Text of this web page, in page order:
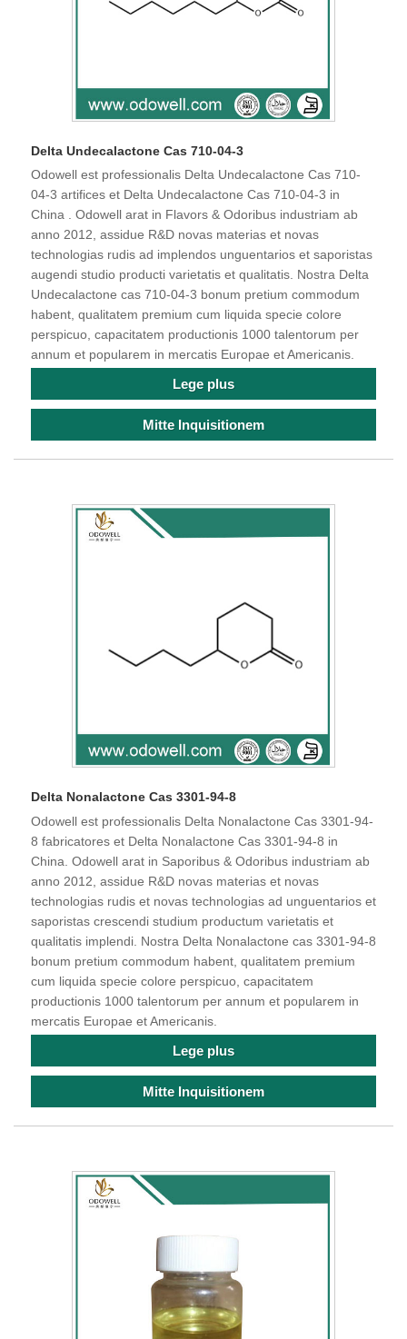
Delta Undecalactone Cas 710-04-3
Odowell est professionalis Delta Undecalactone Cas 710-
04-3 artifices et Delta Undecalactone Cas 710-04-3 in
China . Odowell arat in Flavors & Odoribus industriam ab
anno 2012, assidue R&D novas materias et novas
technologias rudis ad implendos unguentarios et saporistas
augendi studio producti varietatis et qualitatis. Nostra Delta
Undecalactone cas 710-04-3 bonum pretium commodum
habent, qualitatem premium cum liquida specie colore
perspicuo, capacitatem productionis 1000 talentorum per
annum et popularem in mercatis Europae et Americanis.
Lege plus
Mitte Inquisitionem
Delta Nonalactone Cas 3301-94-8
Odowell est professionalis Delta Nonalactone Cas 3301-94-
8 fabricatores et Delta Nonalactone Cas 3301-94-8 in
China. Odowell arat in Saporibus & Odoribus industriam ab
anno 2012, assidue R&D novas materias et novas
technologias rudis et novas technologias ad unguentarios et
saporistas crescendi studium productum varietatis et
qualitatis implendi. Nostra Delta Nonalactone cas 3301-94-8
bonum pretium commodum habent, qualitatem premium
cum liquida specie colore perspicuo, capacitatem
productionis 1000 talentorum per annum et popularem in
mercatis Europae et Americanis.
Lege plus
Mitte Inquisitionem